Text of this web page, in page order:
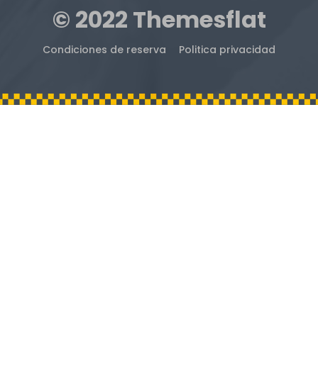
© 2022 Themesflat
Condiciones de reserva Politica privacidad